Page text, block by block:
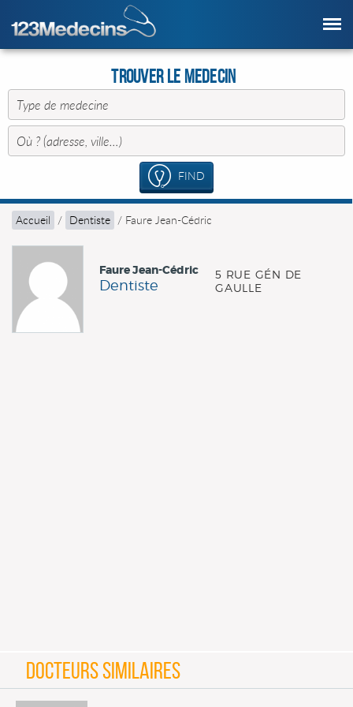
Trouver le Medecin
FIND
Accueil / Dentiste / Faure Jean-Cédric
Faure Jean-Cédric
Dentiste
5 RUE GÉN DE
GAULLE
DOCTEURS SIMILAIRES